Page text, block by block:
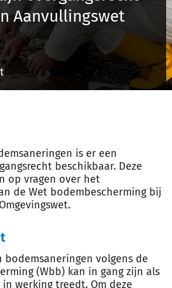
Inloggen
Registreren
Aanvullingswet
is er een
beschikbaar. Deze
op vragen over het
de Wet bodembescherming bij
bodemsaneringen volgens de
(Wbb) kan in gang zijn als
in werking treedt. Om deze